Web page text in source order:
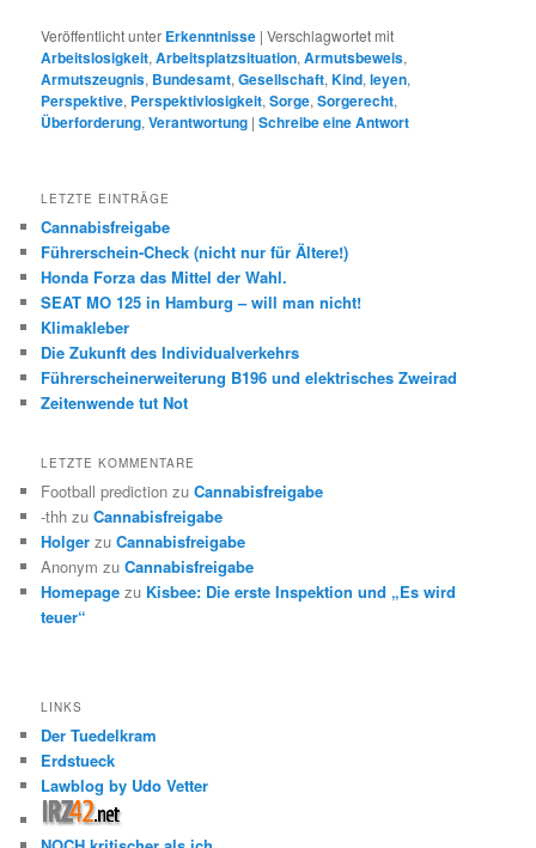
Veröffentlicht unter Erkenntnisse |Verschlagwortet mit
Arbeitslosigkeit,Arbeitsplatzsituation,Armutsbeweis,
Armutszeugnis, Bundesamt,Gesellschaft,Kind,leyen,
Perspektive, Perspektivlosigkeit,Sorge,Sorgerecht,
Überforderung,Verantwortung |Schreibe eine Antwort
LETZTE EINTRÄGE
Cannabisfreigabe
Führerschein-Check (nicht nur für Ältere!)
Honda Forza das Mittel der Wahl.
SEAT MO 125 in Hamburg – will man nicht!
Klimakleber
Die Zukunft des Individualverkehrs
Führerscheinerweiterung B196 und elektrisches Zweirad
Zeitenwende tut Not
LETZTE KOMMENTARE
Football prediction zuCannabisfreigabe
-thh zuCannabisfreigabe
Holger zuCannabisfreigabe
Anonym zuCannabisfreigabe
Homepage zu Kisbee: Die erste Inspektion und „Es wird
teuer“
LINKS
Der Tuedelkram
Erdstueck
Lawblog by Udo Vetter